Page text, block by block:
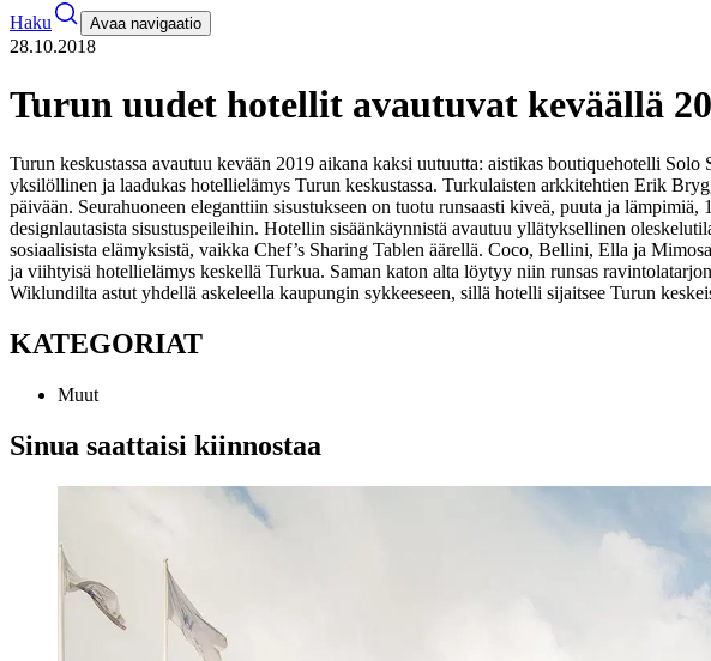
Haku
Avaa navigaatio
28.10.2018
Turun uudet hotellit avautuvat keväällä
Turun keskustassa avautuu kevään 2019 aikana kaksi uutuutta: aistikas boutiquehotelli
yksilöllinen ja laadukas hotellielämys Turun keskustassa. Turkulaisten arkkitehtien Erik
päivään. Seurahuoneen eleganttiin sisustukseen on tuotu runsaasti kiveä, puuta ja
designlautasista sisustuspeileihin. Hotellin sisäänkäynnistä avautuu yllätyksellinen
sosiaalisista elämyksistä, vaikka Chef’s Sharing Tablen äärellä. Coco, Bellini, Ella ja
ja viihtyisä hotellielämys keskellä Turkua. Saman katon alta löytyy niin runsas
Wiklundilta astut yhdellä askeleella kaupungin sykkeeseen, sillä hotelli sijaitsee Turun
KATEGORIAT
Muut
Sinua saattaisi kiinnostaa